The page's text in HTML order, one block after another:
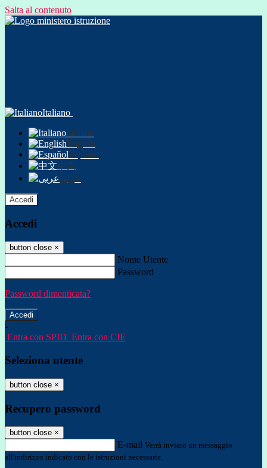
Salta al contenuto
Italiano
Italiano
English
Español
中文
عربى
Accedi
Accedi
button close ×
Nome Utente
Password
Password dimenticata?
-
Entra con SPID Entra con CIE
Seleziona utente
button close ×
Recupero password
button close ×
E-mail Verrà inviato un messaggio
all'indirizzo indicato con le istruzioni necessarie.